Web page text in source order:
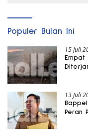
Populer Bulan Ini
15 Juli
Empat
13 Juli
Peran